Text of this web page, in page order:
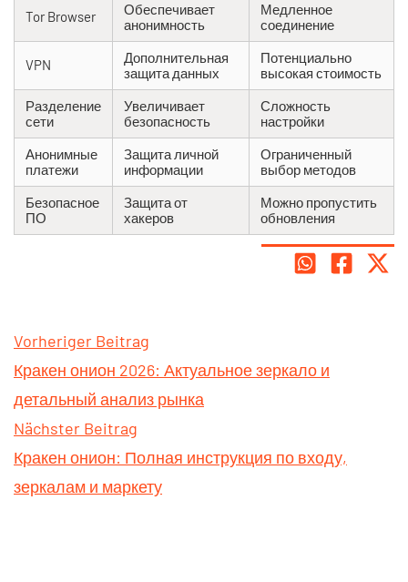
Tor Browser
Обеспечивает
анонимность
Медленное
соединение
VPN
Дополнительная
защита данных
Потенциально
высокая стоимость
Разделение
сети
Увеличивает
безопасность
Сложность
настройки
Анонимные
платежи
Защита личной
информации
Ограниченный
выбор методов
Безопасное
ПО
Защита от
хакеров
Можно пропустить
обновления
Vorheriger Beitrag
Кракен онион 2026: Актуальное зеркало и
детальный анализ рынка
Nächster Beitrag
Кракен онион: Полная инструкция по входу,
зеркалам и маркету